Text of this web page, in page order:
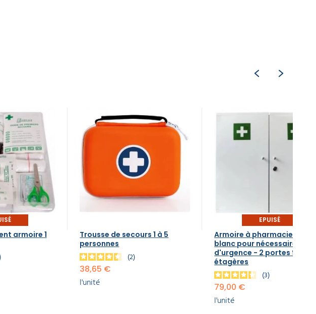
armoire 1
Trousse de secours 1 à 5
personnes
2
38,65 €
l'unité
EPUISÉ
Armoire à pharmacie en
blanc pour nécessaire
d'urgence - 2 portes 9
étagères
3
79,00 €
l'unité